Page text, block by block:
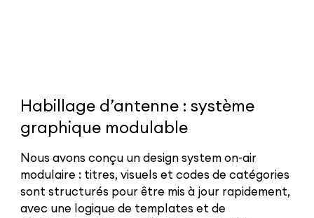
Habillage d’antenne : système
graphique modulable
Nous avons conçu un design system on-air
modulaire : titres, visuels et codes de catégories
sont structurés pour être mis à jour rapidement,
avec une logique de templates et de